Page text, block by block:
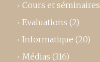
Cours et séminaires
Evaluations (2)
Informatique (20)
Médias (316)